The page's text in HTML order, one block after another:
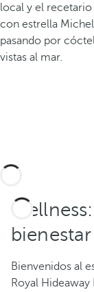
local y el
con estrella
pasando por
vistas al mar.
bienestar
Bienvenidos al
Royal